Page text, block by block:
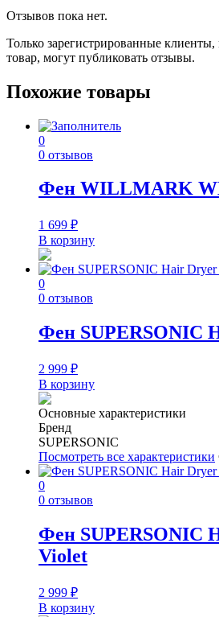
Отзывов пока нет.
Только зарегистрированные
товар, могут публиковать отзывы.
Похожие товары
0
0 отзывов
Фен WILLMARK
1 699 ₽
В корзину
0
0 отзывов
Фен SUPERSONIC
2 999 ₽
В корзину
Основные характеристики
Бренд
SUPERSONIC
Посмотреть все характеристики
0
0 отзывов
Фен SUPERSONIC
Violet
2 999 ₽
В корзину